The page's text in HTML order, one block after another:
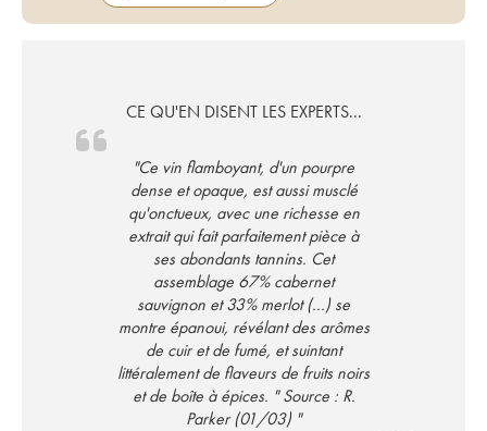
CE QU'EN DISENT LES EXPERTS...
"Ce vin flamboyant, d'un pourpre
dense et opaque, est aussi musclé
qu'onctueux, avec une richesse en
extrait qui fait parfaitement pièce à
ses abondants tannins. Cet
assemblage 67% cabernet
sauvignon et 33% merlot (...) se
montre épanoui, révélant des arômes
de cuir et de fumé, et suintant
littéralement de flaveurs de fruits noirs
et de boîte à épices. " Source : R.
Parker (01/03) "